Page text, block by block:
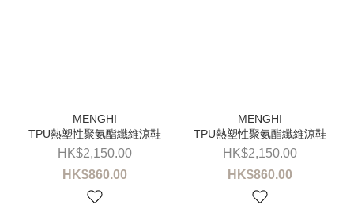
TPU熱塑性聚氨酯纖維涼鞋
HK$860.00
HK$2,150.00
TPU熱塑性聚氨酯纖維涼鞋
HK$860.00
HK$2,150.00